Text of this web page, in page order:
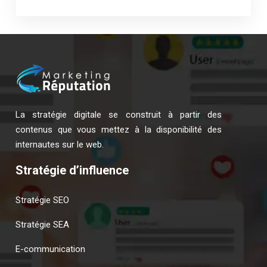
La stratégie digitale se construit à partir des
contenus que vous mettez à la disponibilité des
internautes sur le web.
Stratégie d’influence
Stratégie SEO
Stratégie SEA
E-communication